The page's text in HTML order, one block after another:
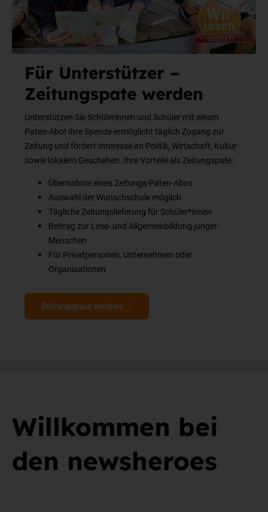
Für Unterstützer –
Zeitungspate werden
Unterstützen Sie Schülerinnen und Schüler mit einem
Paten-Abo! Ihre Spende ermöglicht täglich Zugang zur
Zeitung und fördert Interesse an Politik, Wirtschaft, Kultur
sowie lokalem Geschehen. Ihre Vorteile als Zeitungspate:
Übernahme eines Zeitungs-Paten-Abos
Auswahl der Wunschschule möglich
Tägliche Zeitungslieferung für Schüler*innen
Beitrag zur Lese- und Allgemeinbildung junger
Menschen
Für Privatpersonen, Unternehmen oder
Organisationen
Zeitungspate werden
Willkommen bei
den newsheroes